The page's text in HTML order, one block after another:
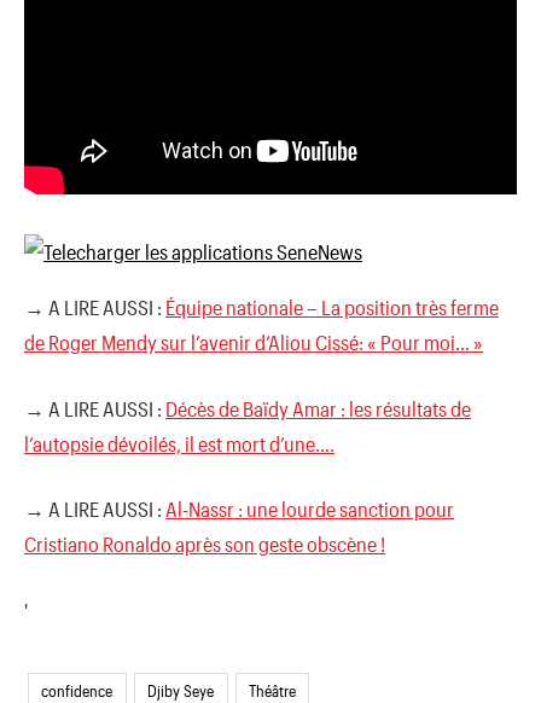
→ A LIRE AUSSI : Équipe nationale – La position très ferme
de Roger Mendy sur l’avenir d’Aliou Cissé: « Pour moi… »
→ A LIRE AUSSI : Décès de Baïdy Amar : les résultats de
l’autopsie dévoilés, il est mort d’une….
→ A LIRE AUSSI : Al-Nassr : une lourde sanction pour
Cristiano Ronaldo après son geste obscène !
'
confidence Djiby Seye Théâtre